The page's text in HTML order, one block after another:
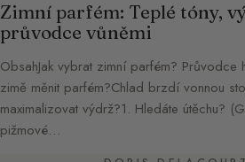
Zimní parfém: Teplé tóny,
průvodce vůněmi
ObsahJak vybrat zimní parfém? Průvodce
zimě měnit parfém?Chlad brzdí vonnou
maximalizovat výdrž?1. Hledáte útěchu?
pižmové…